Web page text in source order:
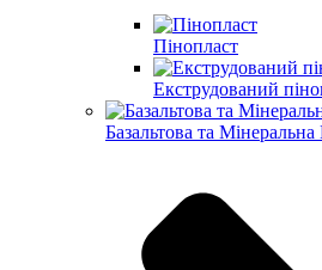
Пінопласт
Екструдований
Базальтова та Мінеральна